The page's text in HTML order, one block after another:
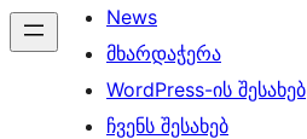
News
მხარდაჭერა
WordPress-ის შესახებ
ჩვენს შესახებ